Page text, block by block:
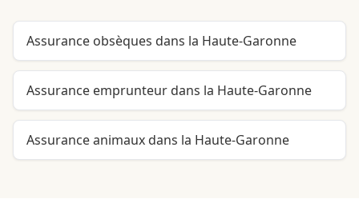
Assurance obsèques dans la Haute-Garonne
Assurance emprunteur dans la Haute-Garonne
Assurance animaux dans la Haute-Garonne